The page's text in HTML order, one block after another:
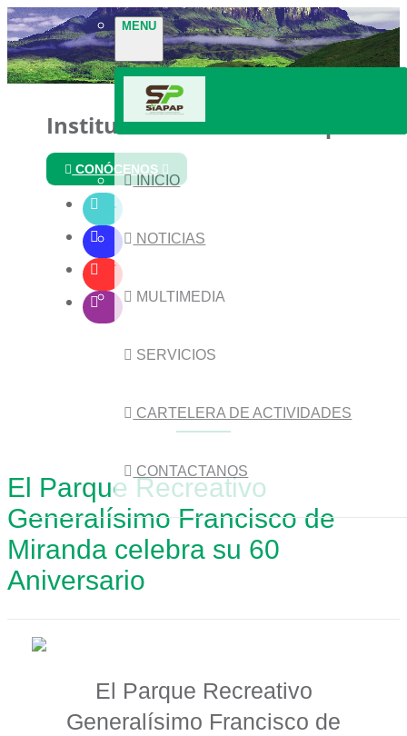
MENU
INICIO
NOTICIAS
MULTIMEDIA
SERVICIOS
CARTELERA DE ACTIVIDADES
CONTACTANOS
Instituto Nacional de Parques
CONÓCENOS
El Parque Recreativo
Generalísimo Francisco de
Miranda celebra su 60
Aniversario
El Parque Recreativo
Generalísimo Francisco de